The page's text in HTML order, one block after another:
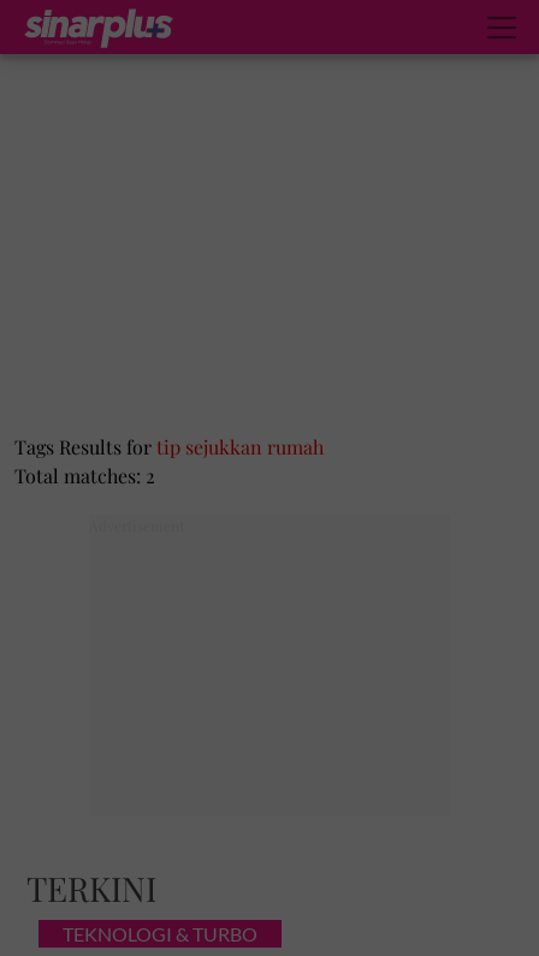
Tags Results for tip sejukkan rumah
Total matches: 2
TERKINI
TEKNOLOGI & TURBO